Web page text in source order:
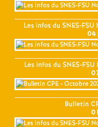
Les infos du SNES-
04
Les infos du SNES-
Bulletin